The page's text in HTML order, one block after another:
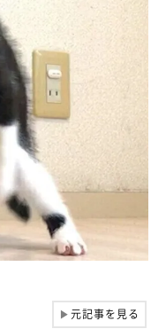
▶元記事を見る